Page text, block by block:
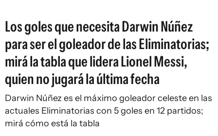
Los goles que necesita Darwin Núñez
para ser el goleador de las Eliminatorias;
mirá la tabla que lidera Lionel Messi,
quien no jugará la última fecha
Darwin Núñez es el máximo goleador celeste en las
actuales Eliminatorias con 5 goles en 12 partidos;
mirá cómo está la tabla